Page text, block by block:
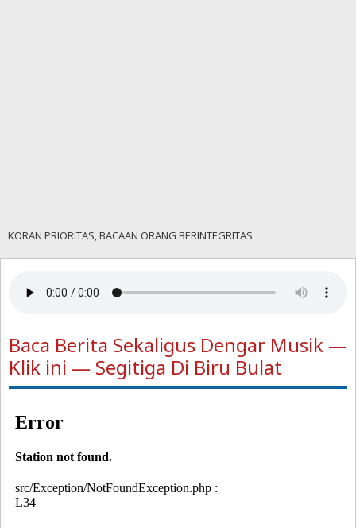
KORAN PRIORITAS, BACAAN ORANG BERINTEGRITAS
Baca Berita Sekaligus Dengar Musik —
Klik ini — Segitiga Di Biru Bulat